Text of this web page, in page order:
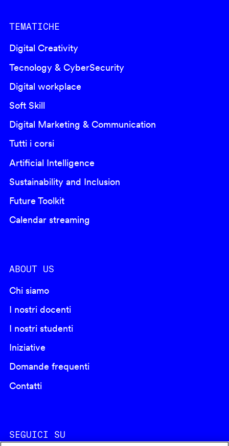
TEMATICHE
Digital Creativity
Tecnology & CyberSecurity
Digital workplace
Soft Skill
Digital Marketing & Communication
Tutti i corsi
Artificial Intelligence
Sustainability and Inclusion
Future Toolkit
Calendar streaming
ABOUT US
Chi siamo
I nostri docenti
I nostri studenti
Iniziative
Domande frequenti
Contatti
SEGUICI SU